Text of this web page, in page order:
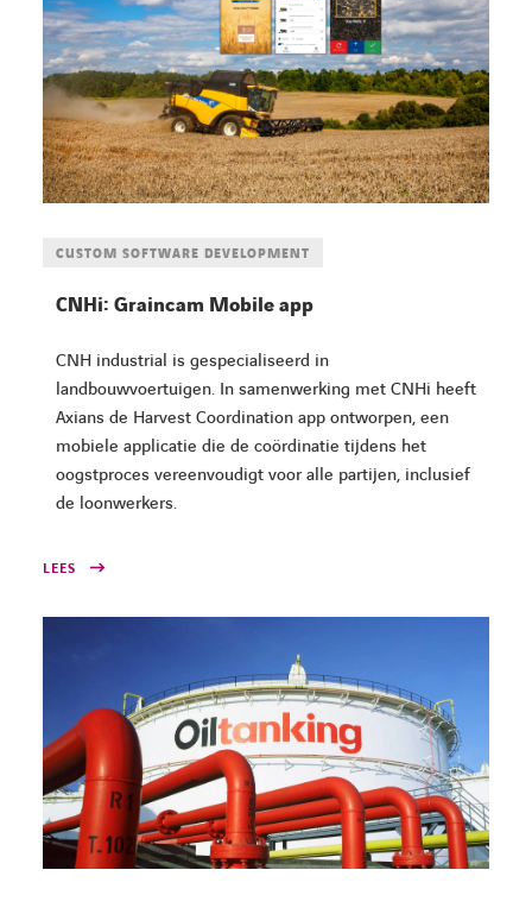
CUSTOM SOFTWARE DEVELOPMENT
CNHi: Graincam Mobile app
CNH industrial is gespecialiseerd in
landbouwvoertuigen. In samenwerking met CNHi heeft
Axians de Harvest Coordination app ontworpen, een
mobiele applicatie die de coördinatie tijdens het
oogstproces vereenvoudigt voor alle partijen, inclusief
de loonwerkers.
LEES